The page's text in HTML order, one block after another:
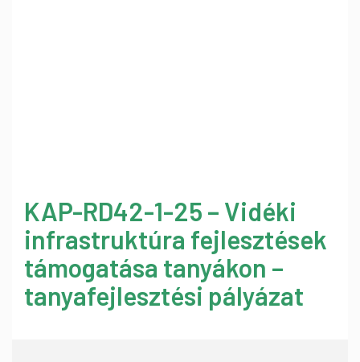
KAP-RD42-1-25 – Vidéki
infrastruktúra fejlesztések
támogatása tanyákon –
tanyafejlesztési pályázat